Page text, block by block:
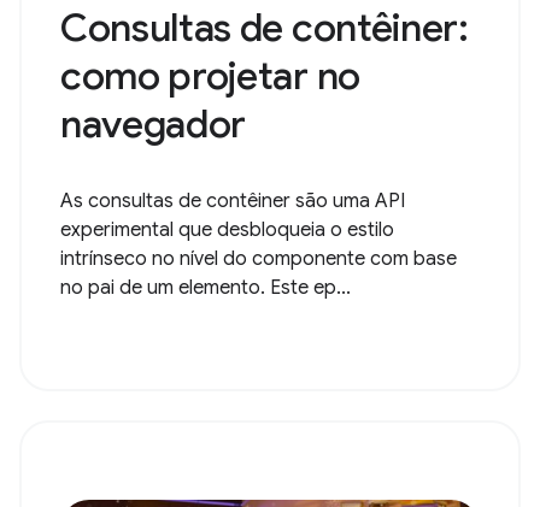
Consultas de contêiner:
como projetar no
navegador
As consultas de contêiner são uma API
experimental que desbloqueia o estilo
intrínseco no nível do componente com base
no pai de um elemento. Este ep...